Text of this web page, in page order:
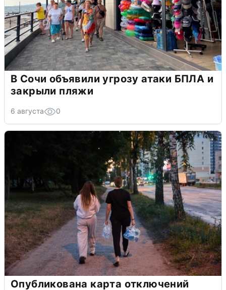
В Сочи объявили угрозу атаки БПЛА и
закрыли пляжи
6 августа 0
Опубликована карта отключений